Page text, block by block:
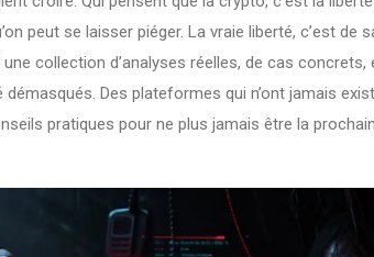
peut se laisser piéger. La vraie liberté, c’est de
collection d’analyses réelles, de cas concrets,
Des plateformes qui n’ont jamais
pratiques pour ne plus jamais être la